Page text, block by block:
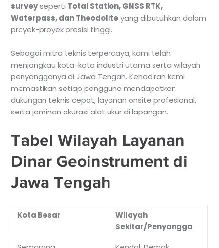
surveyseperti Total Station, GNSS RTK,
Waterpass, dan Theodoliteyang dibutuhkan dalam
proyek-proyek presisi tinggi.
Sebagai mitra teknis terpercaya, kami telah
menjangkau kota-kota industri utama serta wilayah
penyangganya di Jawa Tengah. Kehadiran kami
memastikan setiap pengguna mendapatkan
dukungan teknis cepat, layanan onsite profesional,
serta jaminan akurasi alat ukur di lapangan.
Tabel Wilayah Layanan
Dinar Geoinstrument di
Jawa Tengah
Kota Besar
Wilayah
Sekitar/Penyangga